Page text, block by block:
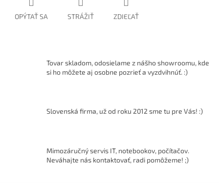
OPÝTAŤ SA STRÁŽIŤ ZDIEĽAŤ
Tovar skladom, odosielame z nášho showroomu, kde
si ho môžete aj osobne pozrieť a vyzdvihnúť. :)
Slovenská firma, už od roku 2012 sme tu pre Vás! :)
Mimozáručný servis IT, notebookov, počítačov.
Neváhajte nás kontaktovať, radi pomôžeme! ;)